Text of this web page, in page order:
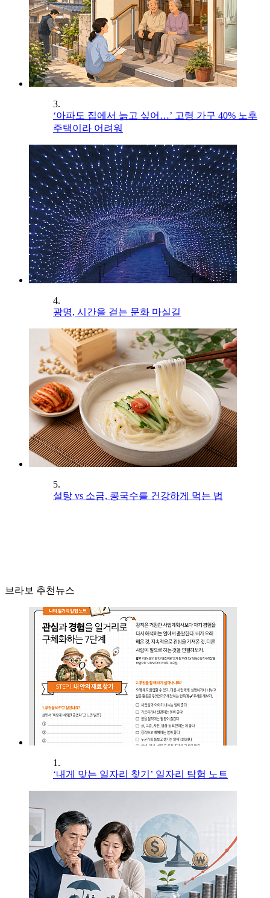
3.
‘아파도 집에서 늙고 싶어…’ 고령 가구 40% 노후
주택이라 어려워
4.
광명, 시간을 걷는 문화 마실길
5.
설탕 vs 소금, 콩국수를 건강하게 먹는 법
브라보 추천뉴스
1.
‘내게 맞는 일자리 찾기’ 일자리 탐험 노트